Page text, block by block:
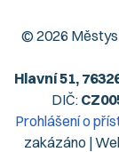
© 2026 Městys
Hlavní 51,
DIČ:
Prohlášení o
zakázáno |